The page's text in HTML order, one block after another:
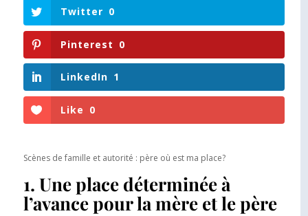
Twitter 0
Pinterest 0
LinkedIn 1
Like 0
Scènes de famille et autorité : père où est ma place?
1. Une place déterminée à
l’avance pour la mère et le père